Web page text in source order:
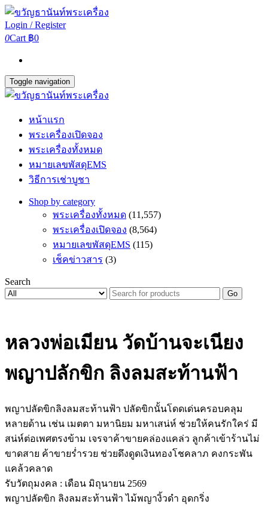
Login / Register
0Cart ฿0
Toggle navigation
หน้าแรก
พระเครื่องเปิดจอง
พระเครื่องทั้งหมด
หมายเลขพัสดุEMS
วิธีการเช่าบูชา
Shop by category
พระเครื่องทั้งหมด (11,557)
พระเครื่องเปิดจอง (8,564)
หมายเลขพัสดุEMS (115)
เช็คข่าวสาร (3)
Search
Go
หลวงพ่อเมียน วัดบ้านจะเนียง
พญาปลักขิก ลิงลมสะท้านฟ้า
พญาปลัดขิกลิงลมสะท้านฟ้า ปลัดขิกนั้นโดดเด่นครอบคลุม
หลายด้าน เช่น เมตตา มหานิยม มหาเสน่ห์ ช่วยให้คนรักใคร่ มี
สน่ห์ต่อเพศตรงข้าม เจรจาค้าขายคล่องแคล่ว ลูกค้าเข้าร้านไม่
ขาดสาย ค้าขายร่ำรวย ช่วยดึงดูดเงินทองโชคลาภ คงกระพัน
แคล้วคลาด
รับวัตถุมงคล : เดือน มิถุนายน 2569
พญาปลัดขิก ลิงลมสะท้านฟ้า ไม้พญางิ้วดำ อุดกริ่ง